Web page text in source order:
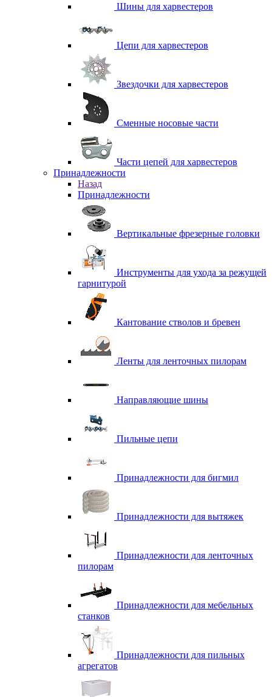
Шины для харвестеров
Цепи для харвестеров
Звездочки для харвестеров
Сменные носовые части
Части цепей для харвестеров
Принадлежности
Назад
Принадлежности
Вертикальные фрезерные головки
Инструменты для ухода за режущей
гарнитурой
Кантование стволов и бревен
Ленты для ленточных пилорам
Направляющие шины
Пильные цепи
Принадлежности для бигмил
Принадлежности для вытяжек
Принадлежности для ленточных
пилорам
Принадлежности для мебельных
станков
Принадлежности для пильных
агрегатов